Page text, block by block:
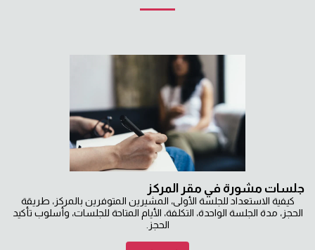
جلسات مشورة في مقر المركز
كيفية الاستعداد للجلسة الأولى، المشيرين المتوفرين بالمركز، طريقة
الحجز، مدة الجلسة الواحدة، التكلفة، الأيام المتاحة للجلسات، وأسلوب تأكيد
الحجز.